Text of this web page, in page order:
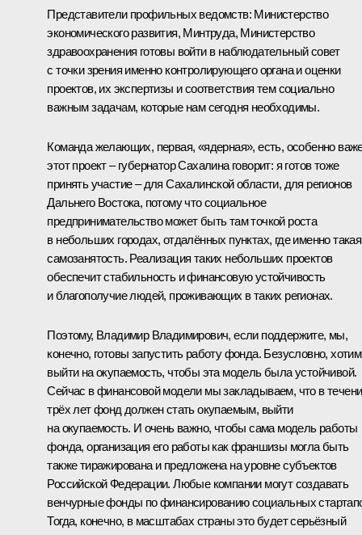
Представители профильных ведомств: Министерство
экономического развития, Минтруда, Министерство
здравоохранения готовы войти в наблюдательный совет
с точки зрения именно контролирующего органа и оценки
проектов, их экспертизы и соответствия тем социально
важным задачам, которые нам сегодня необходимы.
Команда желающих, первая, «ядерная», есть, особенно
этот проект – губернатор Сахалина говорит: я готов тоже
принять участие – для Сахалинской области, для регионов
Дальнего Востока, потому что социальное
предпринимательство может быть там точкой роста
в небольших городах, отдалённых пунктах, где именно такая
самозанятость. Реализация таких небольших проектов
обеспечит стабильность и финансовую устойчивость
и благополучие людей, проживающих в таких регионах.
Поэтому, Владимир Владимирович, если поддержите, мы,
конечно, готовы запустить работу фонда. Безусловно, хотим
выйти на окупаемость, чтобы эта модель была устойчивой.
Сейчас в финансовой модели мы закладываем, что в
трёх лет фонд должен стать окупаемым, выйти
на окупаемость. И очень важно, чтобы сама модель работы
фонда, организация его работы как франшизы могла быть
также тиражирована и предложена на уровне субъектов
Российской Федерации. Любые компании могут создавать
венчурные фонды по финансированию социальных
Тогда, конечно, в масштабах страны это будет серьёзный